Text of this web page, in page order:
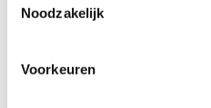
Noodzakelijk
Voorkeuren